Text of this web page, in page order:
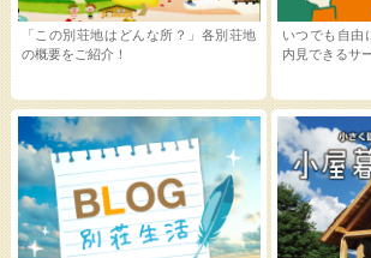
いつでも自由
内見できるサ
「この別荘地はどんな所？」各別荘地
の概要をご紹介！